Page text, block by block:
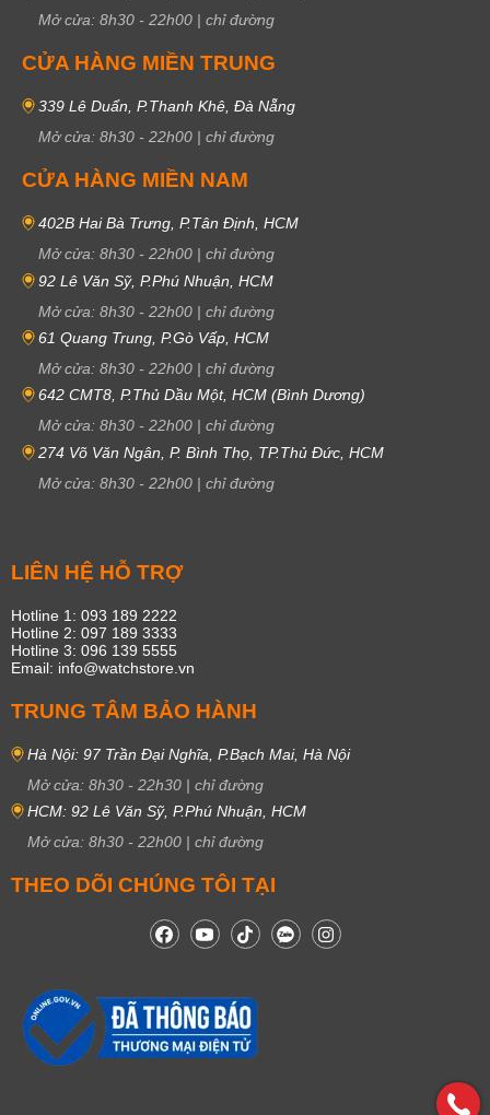
Mở cửa: 8h30 - 22h00 | chỉ đường
CỬA HÀNG MIỀN TRUNG
339 Lê Duẩn, P.Thanh Khê, Đà Nẵng
Mở cửa: 8h30 - 22h00 | chỉ đường
CỬA HÀNG MIỀN NAM
402B Hai Bà Trưng, P.Tân Định, HCM
Mở cửa: 8h30 - 22h00 | chỉ đường
92 Lê Văn Sỹ, P.Phú Nhuận, HCM
Mở cửa: 8h30 - 22h00 | chỉ đường
61 Quang Trung, P.Gò Vấp, HCM
Mở cửa: 8h30 - 22h00 | chỉ đường
642 CMT8, P.Thủ Dầu Một, HCM (Bình Dương)
Mở cửa: 8h30 - 22h00 | chỉ đường
274 Võ Văn Ngân, P. Bình Thọ, TP.Thủ Đức, HCM
Mở cửa: 8h30 - 22h00 | chỉ đường
LIÊN HỆ HỖ TRỢ
Hotline 1: 093 189 2222
Hotline 2: 097 189 3333
Hotline 3: 096 139 5555
Email: info@watchstore.vn
TRUNG TÂM BẢO HÀNH
Hà Nội: 97 Trần Đại Nghĩa, P.Bạch Mai, Hà Nội
Mở cửa: 8h30 - 22h30 | chỉ đường
HCM: 92 Lê Văn Sỹ, P.Phú Nhuận, HCM
Mở cửa: 8h30 - 22h00 | chỉ đường
THEO DÕI CHÚNG TÔI TẠI